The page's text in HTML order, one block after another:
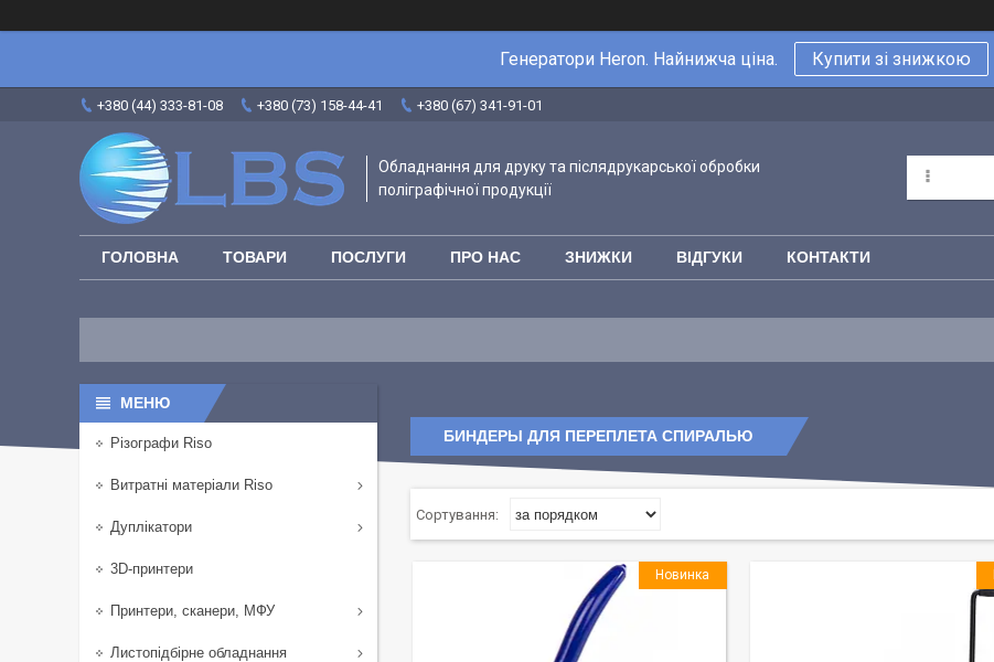
Генератори Heron. Найнижча ціна. Купити зі знижкою
+380 (44) 333-81-08 +380 (73) 158-44-41 +380 (67) 341-91-01
Обладнання для друку та післядрукарської обробки
поліграфічної продукції
ГОЛОВНА ТОВАРИ ПОСЛУГИ ПРО НАС ЗНИЖКИ ВІДГУКИ КОНТАКТИ
БИНДЕРЫ ДЛЯ ПЕРЕПЛЕТА СПИРАЛЬЮ
Новинка
Різографи Riso
Витратні матеріали Riso
Дуплікатори
3D-принтери
Принтери, сканери, МФУ
Листопідбірне обладнання